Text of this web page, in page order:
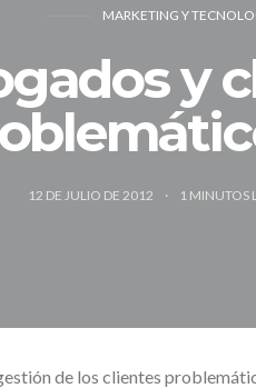
MARKETING Y
y
12 DE JULIO DE 2012 1 MINUTOS
de los clientes